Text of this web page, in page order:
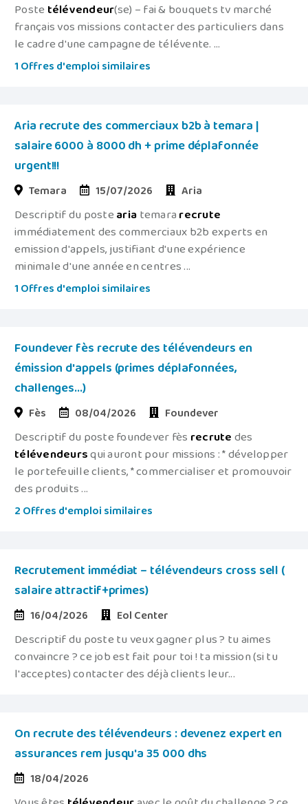
Poste télévendeur(se) – fai & bouquets tv marché
français vos missions contacter des particuliers dans
le cadre d'une campagne de télévente. ...
1 Offres d'emploi similaires
Aria recrute des commerciaux b2b à temara |
salaire 6000 à 8000 dh + prime déplafonnée
urgent!!!
Temara 15/07/2026 Aria
Descriptif du posteariatemararecrute
immédiatement des commerciaux b2b experts en
emission d'appels, justifiant d'une expérience
minimale d'une année en centres ...
1 Offres d'emploi similaires
Foundever fès recrute des télévendeurs en
émission d'appels (primes déplafonnées,
challenges...)
Fès 08/04/2026 Foundever
Descriptif du poste foundever fès recrutedes
télévendeursqui auront pour missions : * développer
le portefeuille clients, * commercialiser et promouvoir
des produits ...
2 Offres d'emploi similaires
Recrutement immédiat – télévendeurs cross sell (
salaire attractif+primes)
16/04/2026 Eol Center
Descriptif du poste tu veux gagner plus ? tu aimes
convaincre ? ce job est fait pour toi ! ta mission (si tu
l'acceptes) contacter des déjà clients leur...
On recrute des télévendeurs : devenez expert en
assurances rem jusqu'a 35 000 dhs
18/04/2026